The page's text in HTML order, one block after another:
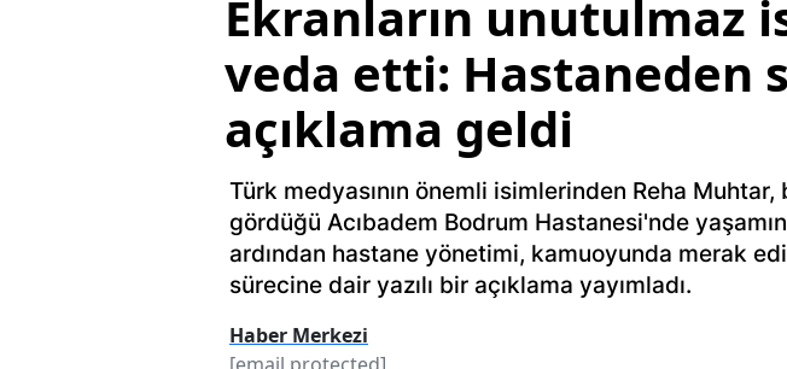
Ekranların unutulmaz
veda etti: Hastaneden
açıklama geldi
Türk medyasının önemli isimlerinden Reha
gördüğü Acıbadem Bodrum Hastanesi'nde
ardından hastane yönetimi, kamuoyunda merak
sürecine dair yazılı bir açıklama yayımladı.
Haber Merkezi